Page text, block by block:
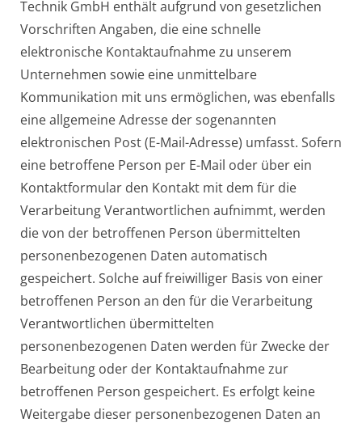
Technik GmbH enthält aufgrund von gesetzlichen
Vorschriften Angaben, die eine schnelle
elektronische Kontaktaufnahme zu unserem
Unternehmen sowie eine unmittelbare
Kommunikation mit uns ermöglichen, was ebenfalls
eine allgemeine Adresse der sogenannten
elektronischen Post (E-Mail-Adresse) umfasst. Sofern
eine betroffene Person per E-Mail oder über ein
Kontaktformular den Kontakt mit dem für die
Verarbeitung Verantwortlichen aufnimmt, werden
die von der betroffenen Person übermittelten
personenbezogenen Daten automatisch
gespeichert. Solche auf freiwilliger Basis von einer
betroffenen Person an den für die Verarbeitung
Verantwortlichen übermittelten
personenbezogenen Daten werden für Zwecke der
Bearbeitung oder der Kontaktaufnahme zur
betroffenen Person gespeichert. Es erfolgt keine
Weitergabe dieser personenbezogenen Daten an